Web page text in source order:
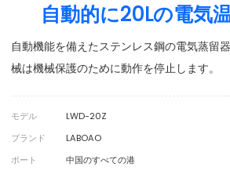
自動的に20Lの電気
自動機能を備えたステンレス鋼の電気蒸留
械は機械保護のために動作を停止します。
モデル
LWD-20Z
ブランド
LABOAO
ポート
中国のすべての港